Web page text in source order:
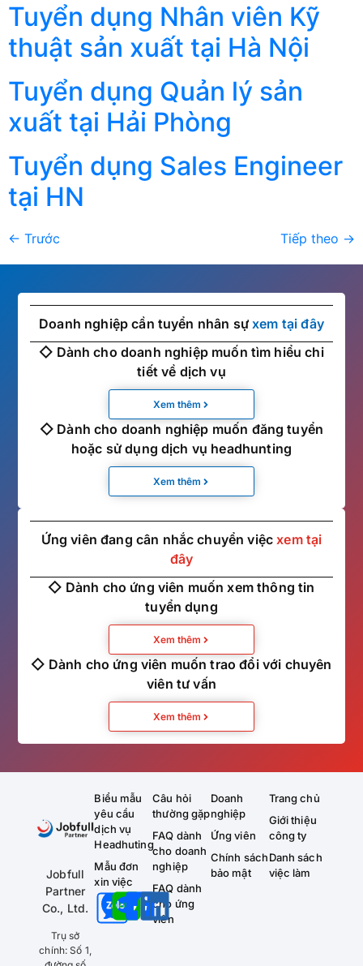
Tuyển dụng Nhân viên Kỹ
thuật sản xuất tại Hà Nội
Tuyển dụng Quản lý sản
xuất tại Hải Phòng
Tuyển dụng Sales Engineer
tại HN
← Trước Tiếp theo →
Doanh nghiệp cần tuyển nhân sựxem tại đây
◇ Dành cho doanh nghiệp muốn tìm hiểu chi
tiết về dịch vụ
Xem thêm
◇ Dành cho doanh nghiệp muốn đăng tuyển
hoặc sử dụng dịch vụ headhunting
Xem thêm
Ứng viên đang cân nhắc chuyển việcxem tại
đây
◇ Dành cho ứng viên muốn xem thông tin
tuyển dụng
Xem thêm
◇ Dành cho ứng viên muốn trao đổi với chuyên
viên tư vấn
Xem thêm
Jobfull
Partner
Co., Ltd.
Trụ sở
chính: Số 1,
Trang chủ
Giới thiệu
công ty
Danh sách
việc làm
Doanh
nghiệp
Ứng viên
Chính sách
bảo mật
Câu hỏi
thường gặp
FAQ dành
cho doanh
nghiệp
FAQ dành
cho ứng
viên
Biểu mẫu
yêu cầu
dịch vụ
Headhuting
Mẫu đơn
xin việc